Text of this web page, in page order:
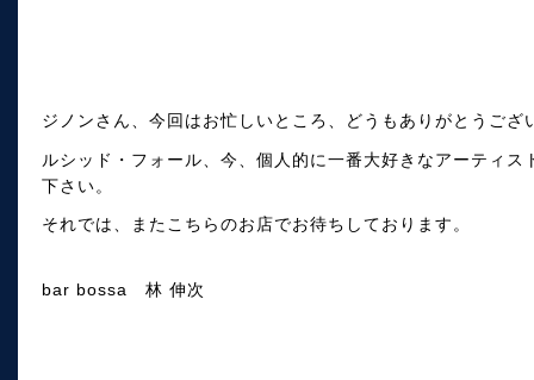
ジノンさん、今回はお忙しいところ、どうもありがとうござ
ルシッド・フォール、今、個人的に一番大好きなアーティ
下さい。
それでは、またこちらのお店でお待ちしております。
bar bossa 林 伸次